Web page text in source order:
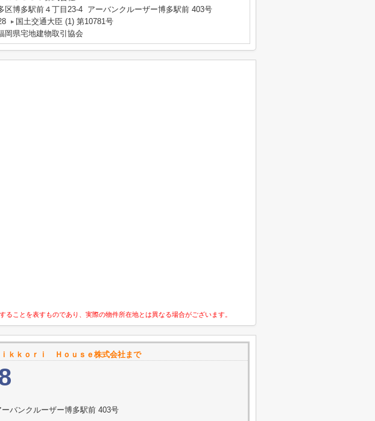
区博多駅前４丁目23-4 アーバンクルーザー博多駅前 403号
国土交通大臣 (1) 第10781号
県宅地建物取引協会
ことを表すものであり、実際の物件所在地とは異なる場合がございます。
ｉｋｋｏｒｉ Ｈｏｕｓｅ株式会社まで
バンクルーザー博多駅前 403号